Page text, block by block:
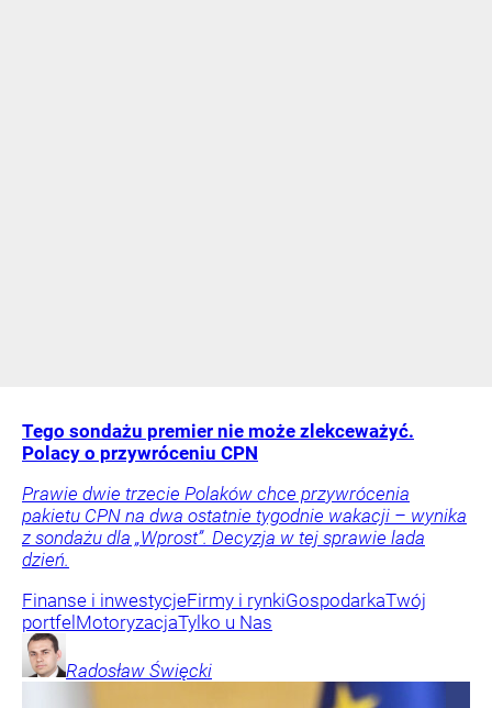
Tego sondażu premier nie może zlekceważyć.
Polacy o przywróceniu CPN
Prawie dwie trzecie Polaków chce przywrócenia
pakietu CPN na dwa ostatnie tygodnie wakacji – wynika
z sondażu dla „Wprost”. Decyzja w tej sprawie lada
dzień.
Finanse i inwestycjeFirmy i rynkiGospodarkaTwój
portfel MotoryzacjaTylko u Nas
Radosław Święcki